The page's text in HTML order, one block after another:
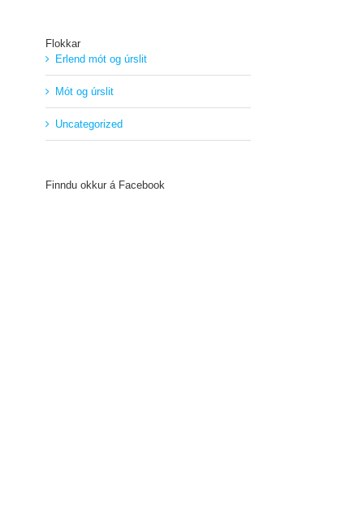
Flokkar
Erlend mót og úrslit
Mót og úrslit
Uncategorized
Finndu okkur á Facebook